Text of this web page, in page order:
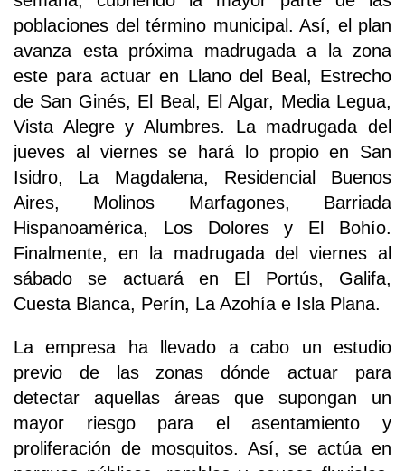
poblaciones del término municipal. Así, el plan
avanza esta próxima madrugada a la zona
este para actuar en Llano del Beal, Estrecho
de San Ginés, El Beal, El Algar, Media Legua,
Vista Alegre y Alumbres. La madrugada del
jueves al viernes se hará lo propio en San
Isidro, La Magdalena, Residencial Buenos
Aires, Molinos Marfagones, Barriada
Hispanoamérica, Los Dolores y El Bohío.
Finalmente, en la madrugada del viernes al
sábado se actuará en El Portús, Galifa,
Cuesta Blanca, Perín, La Azohía e Isla Plana.
La empresa ha llevado a cabo un estudio
previo de las zonas dónde actuar para
detectar aquellas áreas que supongan un
mayor riesgo para el asentamiento y
proliferación de mosquitos. Así, se actúa en